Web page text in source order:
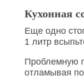
Кухонная
Еще одно
1 литр
Проблемную
отламывая по